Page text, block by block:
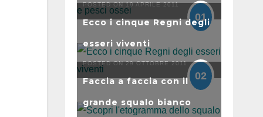
POSTED ON 19 APRILE 2011
01
Ecco i cinque Regni degli
esseri viventi
POSTED ON 29 OTTOBRE 2011
02
Faccia a faccia con il
grande squalo bianco